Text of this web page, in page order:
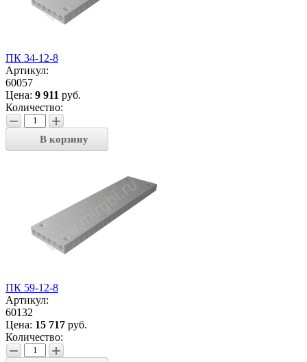
ПК 34-12-8
Артикул:
60057
Цена: 9 911 руб.
Количество:
− +
В корзину
ПК 59-12-8
Артикул:
60132
Цена: 15 717 руб.
Количество:
− +